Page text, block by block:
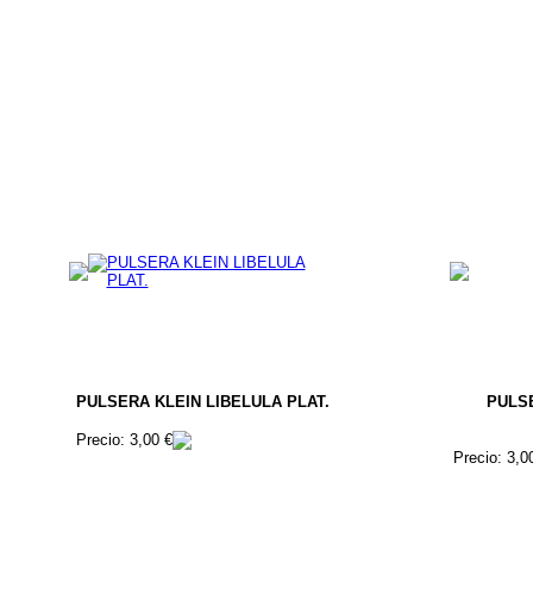
PULSERA KLEIN LIBELULA PLAT.
Precio: 3,00 €
Precio: